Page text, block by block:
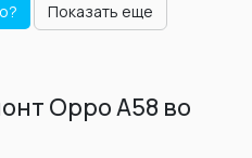
Показать еще
Oppo A58 во